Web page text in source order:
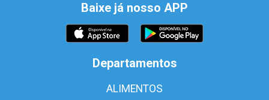
Baixe já nosso APP
Departamentos
ALIMENTOS